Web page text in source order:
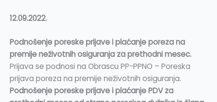
12.09.2022.
Podnošenje poreske prijave i plaćanje poreza na
premije neživotnih osiguranja za prethodni mesec.
Prijava se podnosi na Obrascu PP-PPNO – Poreska
prijava poreza na premije neživotnih osiguranja.
Podnošenje poreske prijave i plaćanje PDV za